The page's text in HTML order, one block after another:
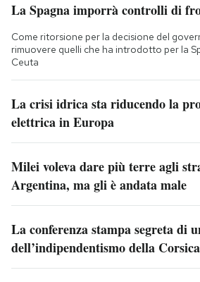
La Spagna imporrà controlli di
Come ritorsione per la decisione del
rimuovere quelli che ha introdotto per la
Ceuta
La crisi idrica sta riducendo la
elettrica in Europa
Milei voleva dare più terre agli
Argentina, ma gli è andata male
La conferenza stampa segreta di
dell’indipendentismo della Corsica